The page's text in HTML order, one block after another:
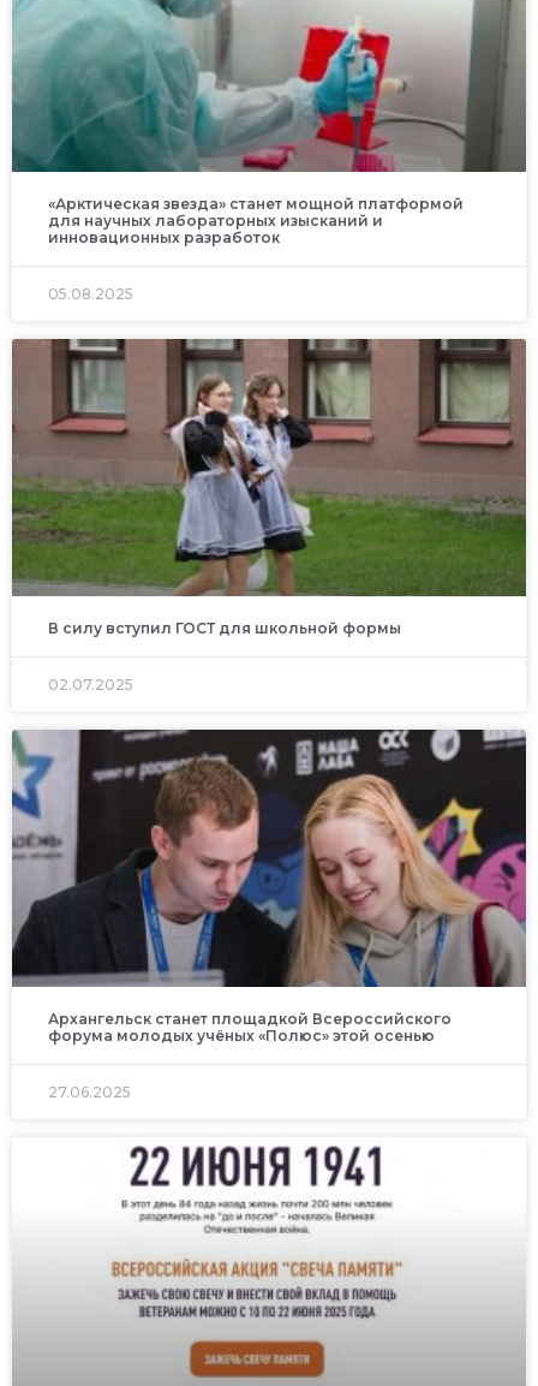
«Арктическая звезда» станет мощной платформой
для научных лабораторных изысканий и
инновационных разработок
05.08.2025
В силу вступил ГОСТ для школьной формы
02.07.2025
Архангельск станет площадкой Всероссийского
форума молодых учёных «Полюс» этой осенью
27.06.2025